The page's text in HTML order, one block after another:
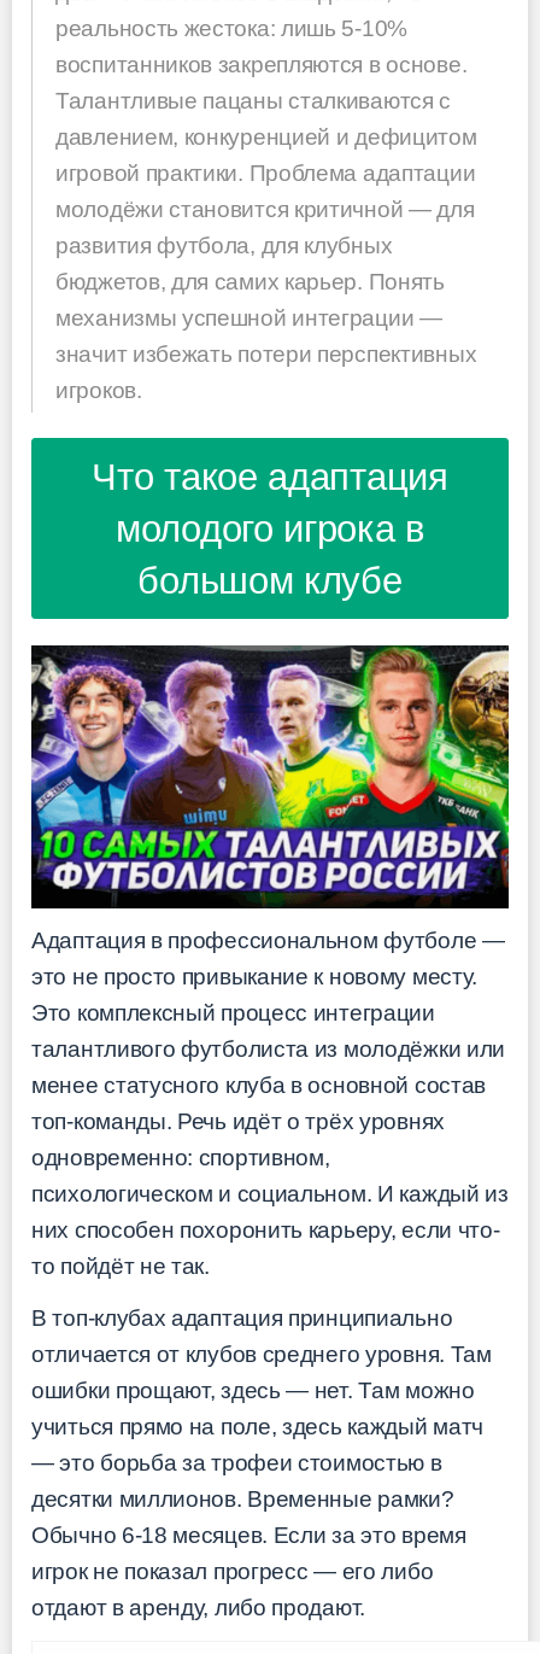
реальность жестока: лишь 5-10%
воспитанников закрепляются в основе.
Талантливые пацаны сталкиваются с
давлением, конкуренцией и дефицитом
игровой практики. Проблема адаптации
молодёжи становится критичной — для
развития футбола, для клубных
бюджетов, для самих карьер. Понять
механизмы успешной интеграции —
значит избежать потери перспективных
игроков.
Что такое адаптация
молодого игрока в
большом клубе
Адаптация в профессиональном футболе —
это не просто привыкание к новому месту.
Это комплексный процесс интеграции
талантливого футболиста из молодёжки или
менее статусного клуба в основной состав
топ-команды. Речь идёт о трёх уровнях
одновременно: спортивном,
психологическом и социальном. И каждый из
них способен похоронить карьеру, если что-
то пойдёт не так.
В топ-клубах адаптация принципиально
отличается от клубов среднего уровня. Там
ошибки прощают, здесь — нет. Там можно
учиться прямо на поле, здесь каждый матч
— это борьба за трофеи стоимостью в
десятки миллионов. Временные рамки?
Обычно 6-18 месяцев. Если за это время
игрок не показал прогресс — его либо
отдают в аренду, либо продают.